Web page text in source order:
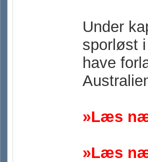
Under
sporløst
have
»Læs
»Læs